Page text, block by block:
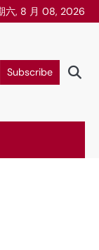
六, 8 月 08, 2026
Subscribe